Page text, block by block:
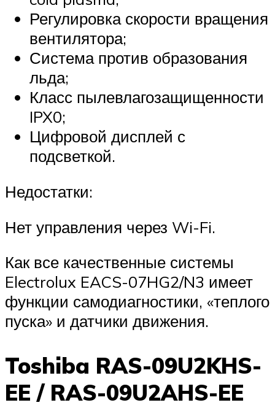
Регулировка скорости вращения
вентилятора;
Система против образования
льда;
Класс пылевлагозащищенности
IPX0;
Цифровой дисплей с
подсветкой.
Недостатки:
Нет управления через Wi-Fi.
Как все качественные системы
Electrolux EACS-07HG2/N3 имеет
функции самодиагностики, «теплого
пуска» и датчики движения.
Toshiba RAS-09U2KHS-
EE / RAS-09U2AHS-EE